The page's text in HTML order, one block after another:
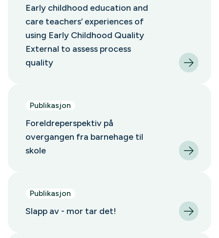
Early childhood education and
care teachers’ experiences of
using Early Childhood Quality
External to assess process
quality
Publikasjon
Foreldreperspektiv på
overgangen fra barnehage til
skole
Publikasjon
Slapp av - mor tar det!